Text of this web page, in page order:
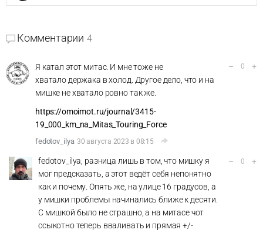
Комментарии 4
Я катал этот митас. И мне тоже не
хватало держака в холод. Другое дело, что и на
мишке не хватало ровно так же.
https://omoimot.ru/journal/3415-
19_000_km_na_Mitas_Touring_Force
fedotov_ilya 30 августа 2023 в 08:15
– 0 +
fedotov_ilya, разница лишь в том, что мишку я
мог предсказать, а этот ведёт себя непонятно
как и почему. Опять же, на улице 16 градусов, а
у мишки проблемы начинались ближе к десяти.
С мишкой было не страшно, а на митасе чот
ссыкотно теперь вваливать и прямая +/-
– 0 +